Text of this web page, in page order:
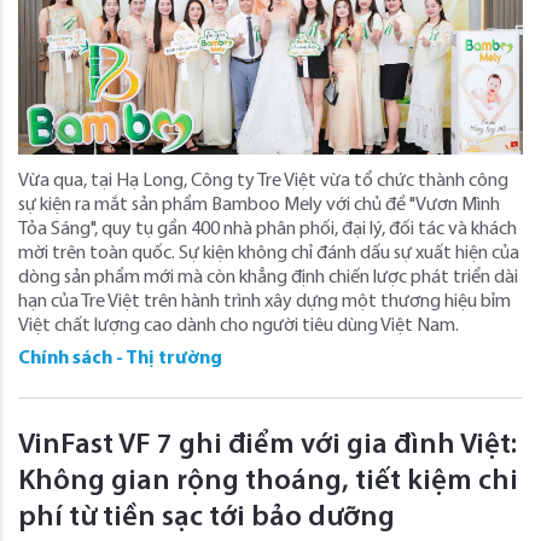
Vừa qua, tại Hạ Long, Công ty Tre Việt vừa tổ chức thành công
sự kiện ra mắt sản phẩm Bamboo Mely với chủ đề "Vươn Mình
Tỏa Sáng", quy tụ gần 400 nhà phân phối, đại lý, đối tác và khách
mời trên toàn quốc. Sự kiện không chỉ đánh dấu sự xuất hiện của
dòng sản phẩm mới mà còn khẳng định chiến lược phát triển dài
hạn của Tre Việt trên hành trình xây dựng một thương hiệu bỉm
Việt chất lượng cao dành cho người tiêu dùng Việt Nam.
Chính sách - Thị trường
VinFast VF 7 ghi điểm với gia đình Việt:
Không gian rộng thoáng, tiết kiệm chi
phí từ tiền sạc tới bảo dưỡng